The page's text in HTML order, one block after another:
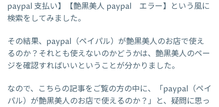
paypal 支払い】【艶黒美人 paypal エラー】という風に
検索をしてみました。
その結果、paypal（ペイパル）が艶黒美人のお店で使え
るのか？それとも使えないのかどうかは、艶黒美人のペー
ジを確認すればいいということが分かりました。
なので、こちらの記事をご覧の方の中に、「paypal（ペイ
パル）が艶黒美人のお店で使えるのか？」と、疑問に思っ